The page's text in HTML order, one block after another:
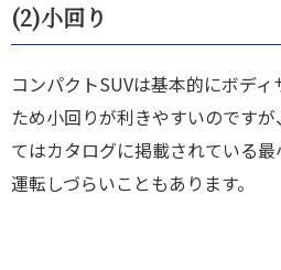
(2)小回り
コンパクトSUVは基本的にボデ
ため小回りが利きやすいのです
てはカタログに掲載されている
運転しづらいこともあります。